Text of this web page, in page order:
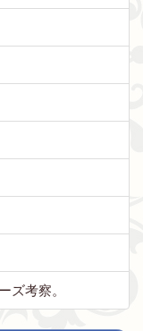
ズ考察。